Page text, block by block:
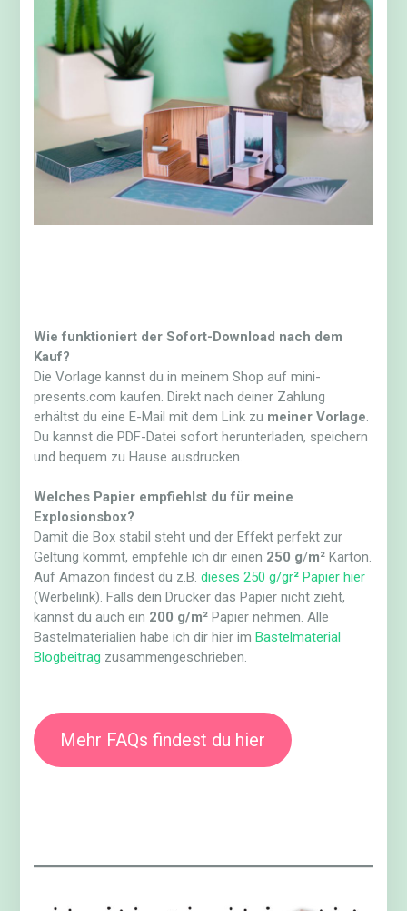
Wie funktioniert der Sofort-Download nach dem
Kauf?
Die Vorlage kannst du in meinem Shop auf mini-
presents.com kaufen. Direkt nach deiner Zahlung
erhältst du eine E-Mail mit dem Link zu meiner Vorlage.
Du kannst die PDF-Datei sofort herunterladen, speichern
und bequem zu Hause ausdrucken.
Welches Papier empfiehlst du für meine
Explosionsbox?
Damit die Box stabil steht und der Effekt perfekt zur
Geltung kommt, empfehle ich dir einen 250 g/m² Karton.
Auf Amazon findest du z.B.dieses 250 g/gr² Papier hier
(Werbelink). Falls dein Drucker das Papier nicht zieht,
kannst du auch ein 200 g/m² Papier nehmen. Alle
Bastelmaterialien habe ich dir hier imBastelmaterial
Blogbeitrag zusammengeschrieben.
Mehr FAQs findest du hier